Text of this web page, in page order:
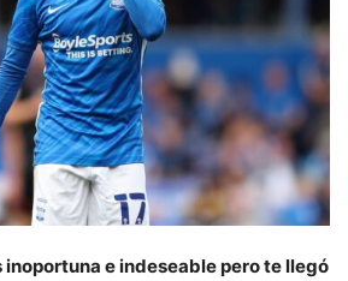
inoportuna e indeseable pero te llegó